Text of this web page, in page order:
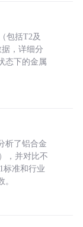
包括T2及
据，详细分
态下的金属
析了铝合金
，并对比不
标准和行业